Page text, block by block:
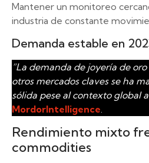
Mantener un monitoreo
industria de constante
Demanda estable en
“La demanda de joyería de
otros mercados claves se ha
sólida pese al contexto global
MordorIntelligence
Rendimiento mixto
commodities